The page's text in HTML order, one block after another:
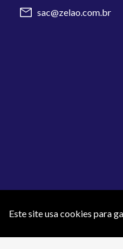
Este site usa cookies para
sac@zelao.com.br